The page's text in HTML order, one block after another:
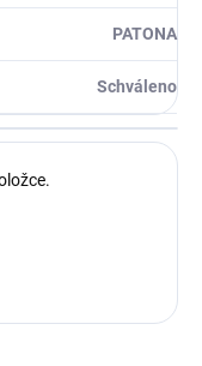
PATONA
Schváleno